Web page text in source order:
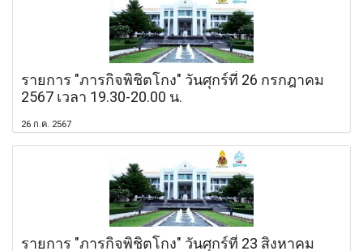
รายการ "ภารกิจพิชิตโกง" วันศุกร์ที่ 26 กรกฎาคม
2567 เวลา 19.30-20.00 น.
26 ก.ค. 2567
รายการ "ภารกิจพิชิตโกง" วันศุกร์ที่ 23 สิงหาคม